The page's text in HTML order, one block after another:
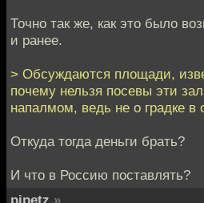
Точно так же, как это было
и ранее.
> Обсуждаются площади,
почему нельзя посевы эти
напалмом, ведь не о градке в
Откуда тогда деньги брать?
И что в Россию поставлять?